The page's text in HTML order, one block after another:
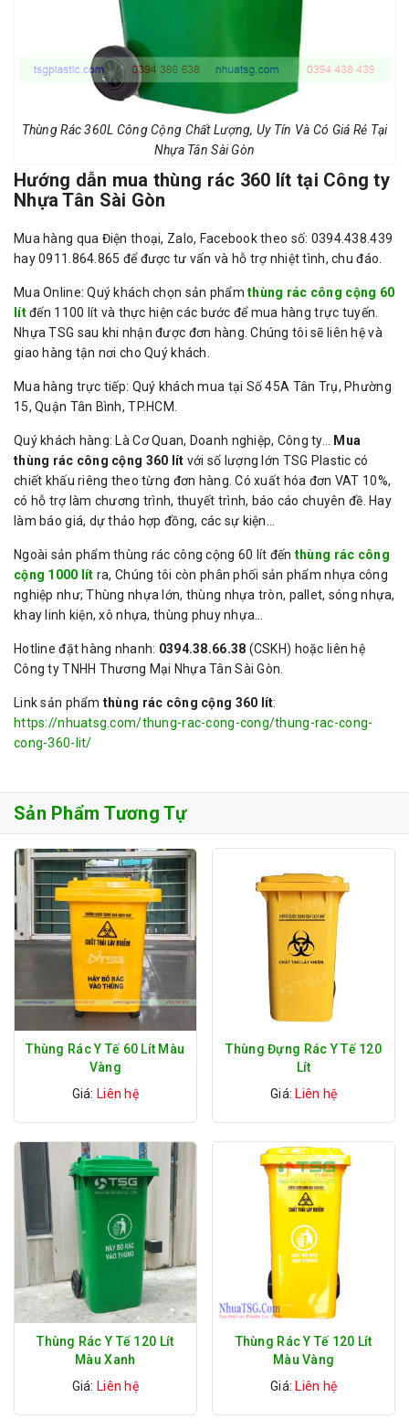
Thùng Rác 360L Công Cộng Chất Lượng, Uy Tín Và Có Giá Rẻ Tại
Nhựa Tân Sài Gòn
Hướng dẫn mua thùng rác 360 lít tại Công ty
Nhựa Tân Sài Gòn
Mua hàng qua Điện thoại, Zalo, Facebook theo số: 0394.438.439
hay 0911.864.865 để được tư vấn và hỗ trợ nhiệt tình, chu đáo.
Mua Online: Quý khách chọn sản phẩmthùng rác công cộng 60
lítđến 1100 lít và thực hiện các bước để mua hàng trực tuyến.
Nhựa TSG sau khi nhận được đơn hàng. Chúng tôi sẽ liên hệ và
giao hàng tận nơi cho Quý khách.
Mua hàng trực tiếp: Quý khách mua tại Số 45A Tân Trụ, Phường
15, Quận Tân Bình, TP.HCM.
Quý khách hàng: Là Cơ Quan, Doanh nghiệp, Công ty…
Mua
thùng rác công cộng 360 lít với số lượng lớn TSG Plastic có
chiết khấu riêng theo từng đơn hàng. Có xuất hóa đơn VAT 10%,
có hỗ trợ làm chương trình, thuyết trình, báo cáo chuyên đề. Hay
làm báo giá, dự thảo hợp đồng, các sự kiện…
Ngoài sản phẩm thùng rác công cộng 60 lít đến thùng rác công
cộng 1000 lít ra, Chúng tôi còn phân phối sản phẩm nhựa công
nghiệp như; Thùng nhựa lớn, thùng nhựa tròn, pallet, sóng nhựa,
khay linh kiện, xô nhựa, thùng phuy nhựa…
Hotline đặt hàng nhanh: 0394.38.66.38 (CSKH) hoặc liên hệ
Công ty TNHH Thương Mại Nhựa Tân Sài Gòn.
Link sản phẩm thùng rác công cộng 360 lít:
https://nhuatsg.com/thung-rac-cong-cong/thung-rac-cong-
cong-360-lit/
Sản Phẩm Tương Tự
Thùng Rác Y Tế 60 Lít Màu
Vàng
Giá: Liên hệ
Thùng Đựng Rác Y Tế 120
Lít
Giá: Liên hệ
Thùng Rác Y Tế 120 Lít
Màu Xanh
Giá: Liên hệ
Thùng Rác Y Tế 120 Lít
Màu Vàng
Giá: Liên hệ